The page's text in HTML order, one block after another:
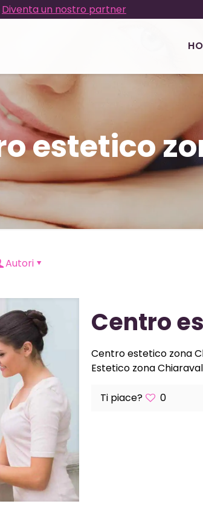
Diventa un nostro partner
estetico
Autori
Centro
Centro estetico zona
Estetico zona
Ti piace? 0